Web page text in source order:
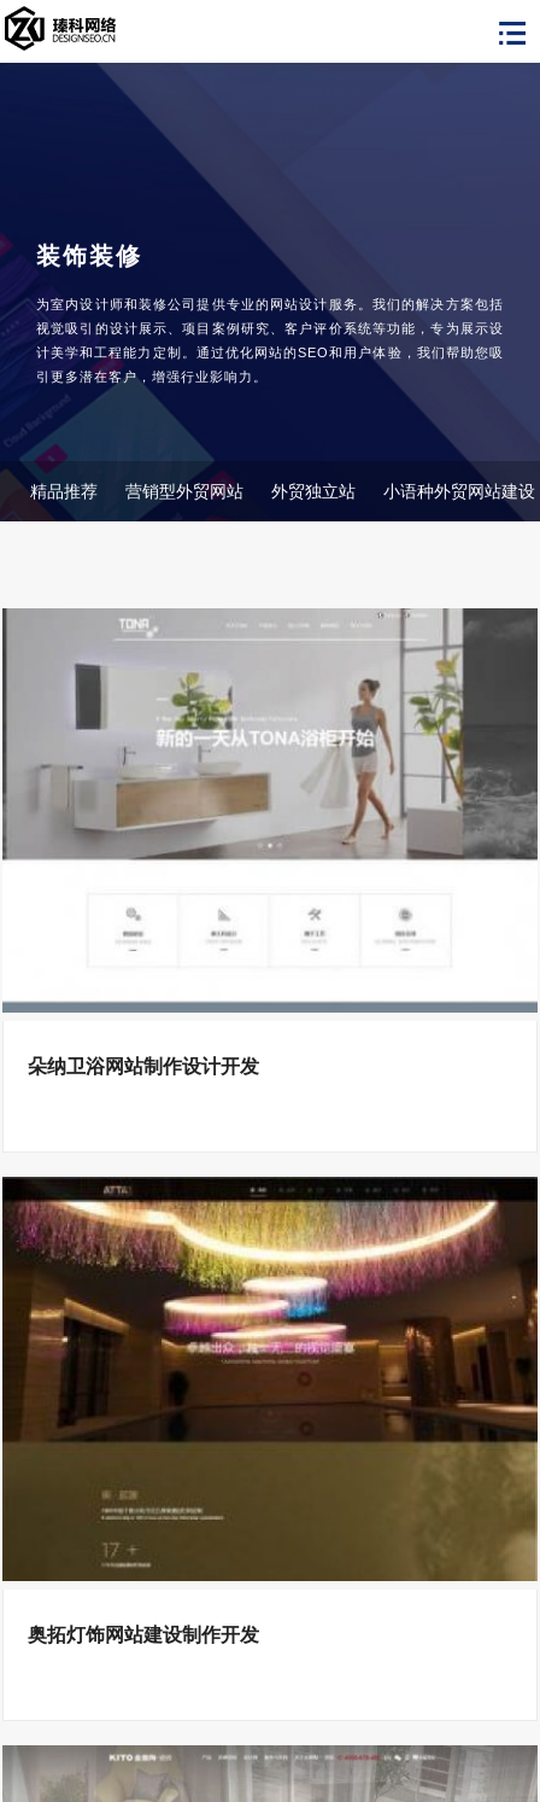
装饰装修
为室内设计师和装修公司提供专业的网站设计服务。我们的解决方案包括
视觉吸引的设计展示、项目案例研究、客户评价系统等功能，专为展示设
计美学和工程能力定制。通过优化网站的SEO和用户体验，我们帮助您吸
引更多潜在客户，增强行业影响力。
精品推荐 营销型外贸网站 外贸独立站 小语种外贸网站建设
朵纳卫浴网站制作设计开发
奥拓灯饰网站建设制作开发